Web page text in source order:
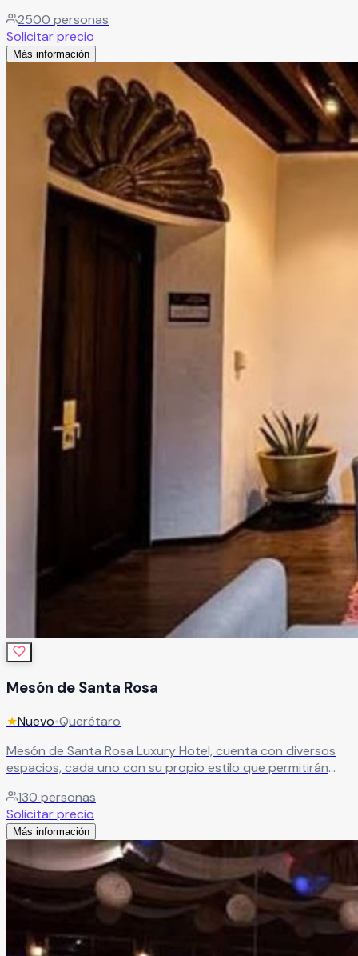
disposición de los novios todo su personal certificado,
correspondiendo la confianza de poner en sus manos tan
importante evento en sus vidas.
2500 personas
Solicitar precio
Más información
Mesón de Santa Rosa
★Nuevo•Querétaro
Mesón de Santa Rosa Luxury Hotel, cuenta con diversos
espacios, cada uno con su propio estilo que permitirán
en su mejor opción en la ciudad de Querétaro.
130 personas
Solicitar precio
Más información